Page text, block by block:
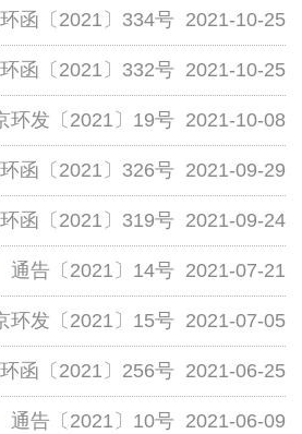
2021-10-25
函〔2021〕334号
各区“十三五”和20... 2021-10-25
函〔2021〕332号
市地方标准《暂不开...2021-10-08
环发〔2021〕19号
政局 关于印发《北...2021-09-29
函〔2021〕326号
市地方标准《建筑类...2021-09-24
函〔2021〕319号
用点燃式发动机汽车...2021-07-21
通告〔2021〕14号
二批碳排放单位抽查...2021-07-05
环发〔2021〕15号
务局 关于印发《20...2021-06-25
函〔2021〕256号
生态环境准入清单（...2021-06-09
通告〔2021〕10号